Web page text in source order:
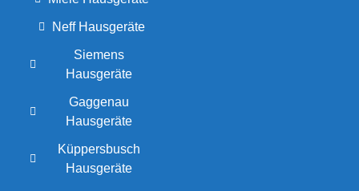
Neff Hausgeräte
Siemens
Hausgeräte
Gaggenau
Hausgeräte
Küppersbusch
Hausgeräte